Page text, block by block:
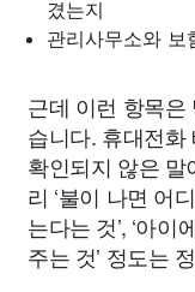
겼는지
관리사무소와 보
근데 이런 항목
습니다. 휴대전
확인되지 않은 말
리 ‘불이 나면 어
는다는 것’, ‘아
주는 것’ 정도는